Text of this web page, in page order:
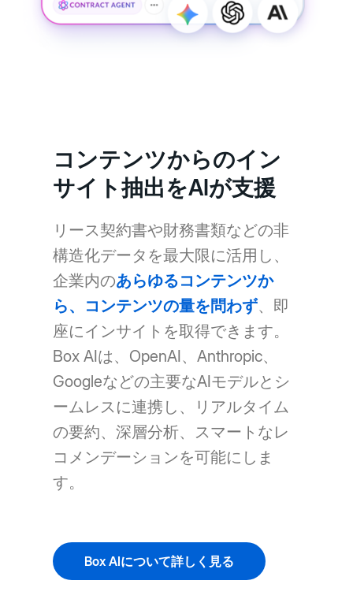
コンテンツからのイン
サイト抽出をAIが支援
リース契約書や財務書類などの非
構造化データを最大限に活用し、
企業内のあらゆるコンテンツか
ら、コンテンツの量を問わず、即
座にインサイトを取得できます。
Box AIは、OpenAI、Anthropic、
Googleなどの主要なAIモデルとシ
ームレスに連携し、リアルタイム
の要約、深層分析、スマートなレ
コメンデーションを可能にしま
す。
Box AIについて詳しく見る